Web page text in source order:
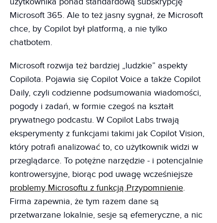
Microsoft 365. Ale to też jasny sygnał, że Microsoft
chce, by Copilot był platformą, a nie tylko
chatbotem.
Microsoft rozwija też bardziej „ludzkie” aspekty
Copilota. Pojawia się Copilot Voice a także Copilot
Daily, czyli codzienne podsumowania wiadomości,
pogody i zadań, w formie czegoś na kształt
prywatnego podcastu. W Copilot Labs trwają
eksperymenty z funkcjami takimi jak Copilot Vision,
który potrafi analizować to, co użytkownik widzi w
przeglądarce. To potężne narzędzie - i potencjalnie
kontrowersyjne, biorąc pod uwagę wcześniejsze
problemy Microsoftu z funkcją Przypomnienie.
Firma zapewnia, że tym razem dane są
przetwarzane lokalnie, sesje są efemeryczne, a nic